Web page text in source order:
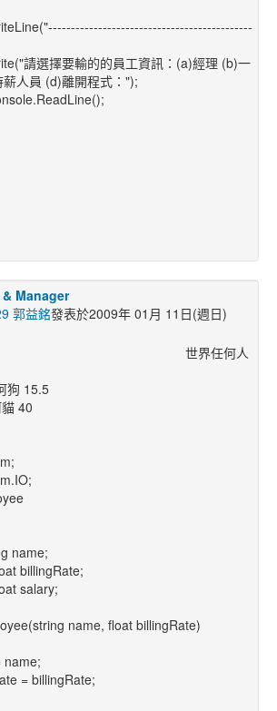
請選擇要輸的的員工資訊：(a)經理 (b)一
人員 (d)離開程式：");
Manager
郭益銘發表於2009年 01月 11日(週日)
世界任何人
狗 15.5
40
name;
billingRate;
salary;
name, float billingRate)
name;
= billingRate;